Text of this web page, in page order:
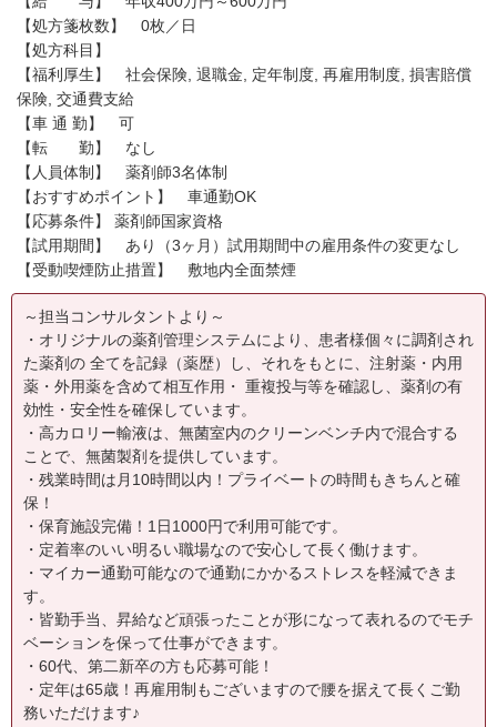
【処方箋枚数】 0枚／日
【処方科目】
【福利厚生】 社会保険, 退職金, 定年制度, 再雇用制度, 損害賠償
保険, 交通費支給
【車 通 勤】 可
【転 勤】 なし
【人員体制】 薬剤師3名体制
【おすすめポイント】 車通勤OK
【応募条件】 薬剤師国家資格
【試用期間】 あり（3ヶ月）試用期間中の雇用条件の変更なし
【受動喫煙防止措置】 敷地内全面禁煙
～担当コンサルタントより～
・オリジナルの薬剤管理システムにより、患者様個々に調剤され
た薬剤の 全てを記録（薬歴）し、それをもとに、注射薬・内用
薬・外用薬を含めて相互作用・ 重複投与等を確認し、薬剤の有
効性・安全性を確保しています。
・高カロリー輸液は、無菌室内のクリーンベンチ内で混合する
ことで、無菌製剤を提供しています。
・残業時間は月10時間以内！プライベートの時間もきちんと確
保！
・保育施設完備！1日1000円で利用可能です。
・定着率のいい明るい職場なので安心して長く働けます。
・マイカー通勤可能なので通勤にかかるストレスを軽減できま
す。
・皆勤手当、昇給など頑張ったことが形になって表れるのでモチ
ベーションを保って仕事ができます。
・60代、第二新卒の方も応募可能！
・定年は65歳！再雇用制もございますので腰を据えて長くご勤
務いただけます♪